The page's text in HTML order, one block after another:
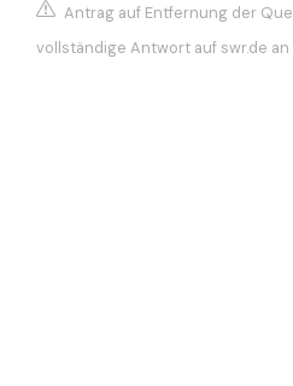
Antrag auf Entfernung der
vollständige Antwort auf swr.de an